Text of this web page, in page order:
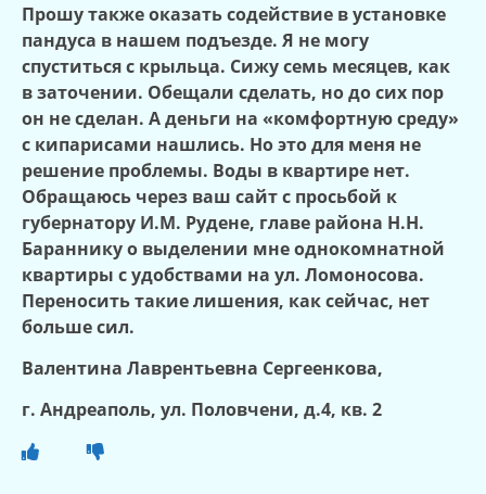
Прошу также оказать содействие в установке
пандуса в нашем подъезде. Я не могу
спуститься с крыльца. Сижу семь месяцев, как
в заточении. Обещали сделать, но до сих пор
он не сделан. А деньги на «комфортную среду»
с кипарисами нашлись. Но это для меня не
решение проблемы. Воды в квартире нет.
Обращаюсь через ваш сайт с просьбой к
губернатору И.М. Рудене, главе района Н.Н.
Бараннику о выделении мне однокомнатной
квартиры с удобствами на ул. Ломоносова.
Переносить такие лишения, как сейчас, нет
больше сил.
Валентина Лаврентьевна Сергеенкова,
г. Андреаполь, ул. Половчени, д.4, кв. 2